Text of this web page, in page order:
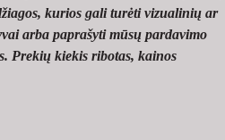
kurios gali turėti vizualinių ar
arba paprašyti mūsų pardavimo
Prekių kiekis ribotas, kainos